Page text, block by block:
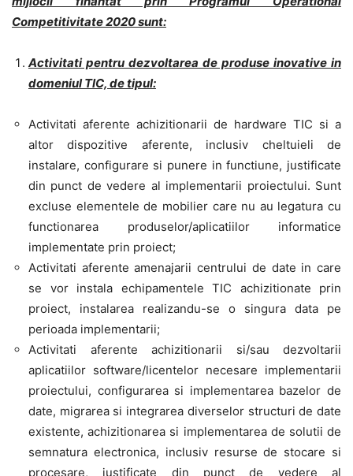
Competitivitate 2020 sunt:
Activitati pentru dezvoltarea de produse inovative in
domeniul TIC, de tipul:
Activitati aferente achizitionarii de hardware TIC si a
altor dispozitive aferente, inclusiv cheltuieli de
instalare, configurare si punere in functiune, justificate
din punct de vedere al implementarii proiectului. Sunt
excluse elementele de mobilier care nu au legatura cu
functionarea produselor/aplicatiilor informatice
implementate prin proiect;
Activitati aferente amenajarii centrului de date in care
se vor instala echipamentele TIC achizitionate prin
proiect, instalarea realizandu-se o singura data pe
perioada implementarii;
Activitati aferente achizitionarii si/sau dezvoltarii
aplicatiilor software/licentelor necesare implementarii
proiectului, configurarea si implementarea bazelor de
date, migrarea si integrarea diverselor structuri de date
existente, achizitionarea si implementarea de solutii de
semnatura electronica, inclusiv resurse de stocare si
procesare, justificate din punct de vedere al